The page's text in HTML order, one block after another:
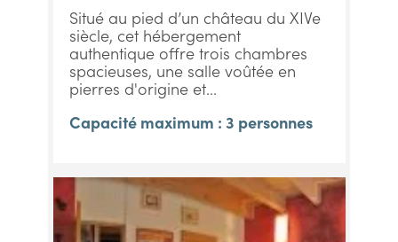
Situé au pied d’un château du XIVe
siècle, cet hébergement
authentique offre trois chambres
spacieuses, une salle voûtée en
pierres d'origine et...
Capacité maximum : 3 personnes